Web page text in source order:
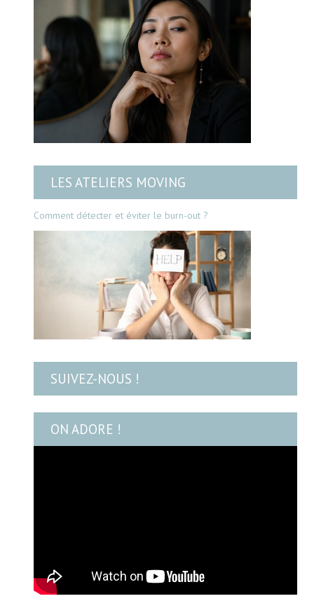
LES ATELIERS MOVING
Comment détecter et éviter le burn-out ?
SUIVEZ-NOUS !
ON ADORE !